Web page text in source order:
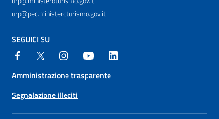
urp@pec.ministeroturismo.gov.it
SEGUICI SU
Amministrazione trasparente
Segnalazione illeciti